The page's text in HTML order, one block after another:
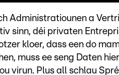
Administratiounen a
sinn, déi privaten
kloer, dass een do
muss ee seng Daten
virun. Plus all schlau